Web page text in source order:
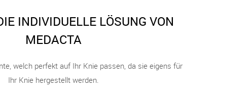
INDIVIDUELLE LÖSUNG VON
MEDACTA
welch perfekt auf Ihr Knie passen, da sie eigens für
Ihr Knie hergestellt werden.